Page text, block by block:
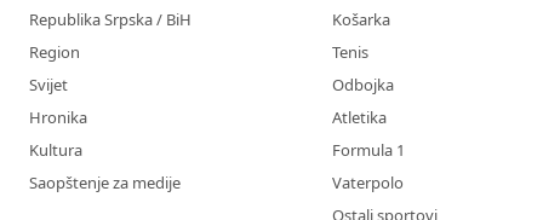
Republika Srpska / BiH
Region
Svijet
Hronika
Kultura
Saopštenje za medije
Košarka
Tenis
Odbojka
Atletika
Formula 1
Vaterpolo